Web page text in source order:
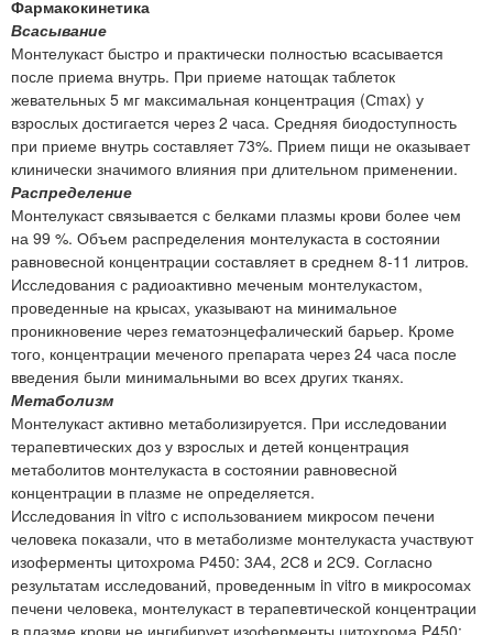
Фармакокинетика
Всасывание
Монтелукаст быстро и практически полностью всасывается
после приема внутрь. При приеме натощак таблеток
жевательных 5 мг максимальная концентрация (Сmax) у
взрослых достигается через 2 часа. Средняя биодоступность
при приеме внутрь составляет 73%. Прием пищи не оказывает
клинически значимого влияния при длительном применении.
Распределение
Монтелукаст связывается с белками плазмы крови более чем
на 99 %. Объем распределения монтелукаста в состоянии
равновесной концентрации составляет в среднем 8-11 литров.
Исследования с радиоактивно меченым монтелукастом,
проведенные на крысах, указывают на минимальное
проникновение через гематоэнцефалический барьер. Кроме
того, концентрации меченого препарата через 24 часа после
введения были минимальными во всех других тканях.
Метаболизм
Монтелукаст активно метаболизируется. При исследовании
терапевтических доз у взрослых и детей концентрация
метаболитов монтелукаста в состоянии равновесной
концентрации в плазме не определяется.
Исследования in vitro с использованием микросом печени
человека показали, что в метаболизме монтелукаста участвуют
изоферменты цитохрома Р450: 3А4, 2С8 и 2С9. Согласно
результатам исследований, проведенным in vitro в микросомах
печени человека, монтелукаст в терапевтической концентрации
в плазме крови не ингибирует изоферменты цитохрома P450: